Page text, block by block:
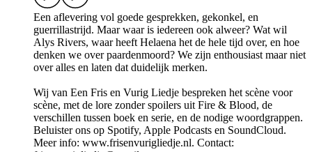
Een aflevering vol goede gesprekken, gekonkel, en
guerrillastrijd. Maar waar is iedereen ook alweer? Wat wil
Alys Rivers, waar heeft Helaena het de hele tijd over, en hoe
denken we over paardenmoord? We zijn enthousiast maar niet
over alles en laten dat duidelijk merken.
Wij van Een Fris en Vurig Liedje bespreken het scène voor
scène, met de lore zonder spoilers uit Fire & Blood, de
verschillen tussen boek en serie, en de nodige woordgrappen.
Beluister ons op Spotify, Apple Podcasts en SoundCloud.
Meer info: www.frisenvurigliedje.nl. Contact: